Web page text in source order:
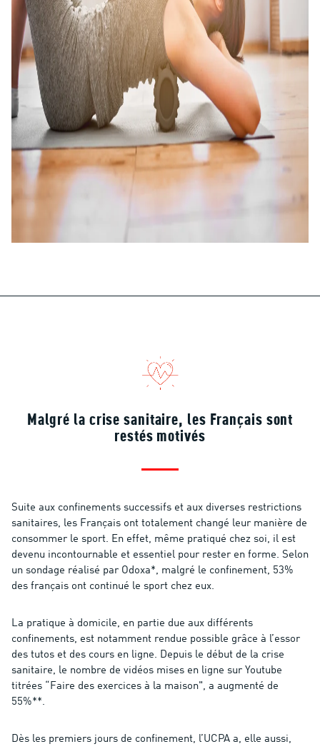
Malgré la crise sanitaire, les Français sont
restés motivés
Suite aux confinements successifs et aux diverses restrictions
sanitaires, les Français ont totalement changé leur manière de
consommer le sport. En effet, même pratiqué chez soi, il est
devenu incontournable et essentiel pour rester en forme. Selon
un sondage réalisé par Odoxa*, malgré le confinement, 53%
des français ont continué le sport chez eux.
La pratique à domicile, en partie due aux différents
confinements, est notamment rendue possible grâce à l’essor
des tutos et des cours en ligne. Depuis le début de la crise
sanitaire, le nombre de vidéos mises en ligne sur Youtube
titrées “Faire des exercices à la maison", a augmenté de
55%**.
Dès les premiers jours de confinement, l’UCPA a, elle aussi,